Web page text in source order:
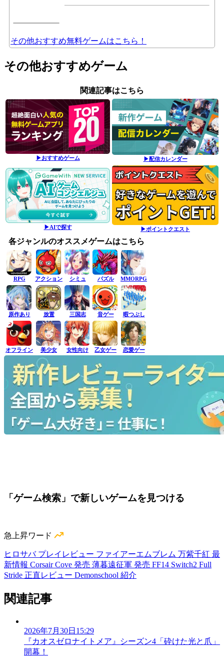
その他おすすめ無料ゲームはこちら！
その他おすすめゲーム
関連記事はこちら
▶おすすめゲーム ▶配信カレンダー
▶AIで探す ▶ポイントクエスト
各ジャンルのオススメゲームはこちら
RPG アクション シミュ パズル MMORPG
原作あり 放置 三国志 音ゲー 暇つぶし
オフライン 美少女 女性向け 乙女ゲー 恋愛ゲー
「ゲーム検索」で新しいゲームを見つける
急上昇ワード
ヒロサバ プレイレビュー ファイアーエムブレム 万紫千紅 最
新情報 Corsair Cove 発売 薄暮遠征軍 発売 FF14 Switch2 Full
Stride 正直レビュー Demonschool 紹介
関連記事
2026年7月30日15:29
『カオスゼロナイトメア』シーズン4「砕けた光と爪」
開幕！